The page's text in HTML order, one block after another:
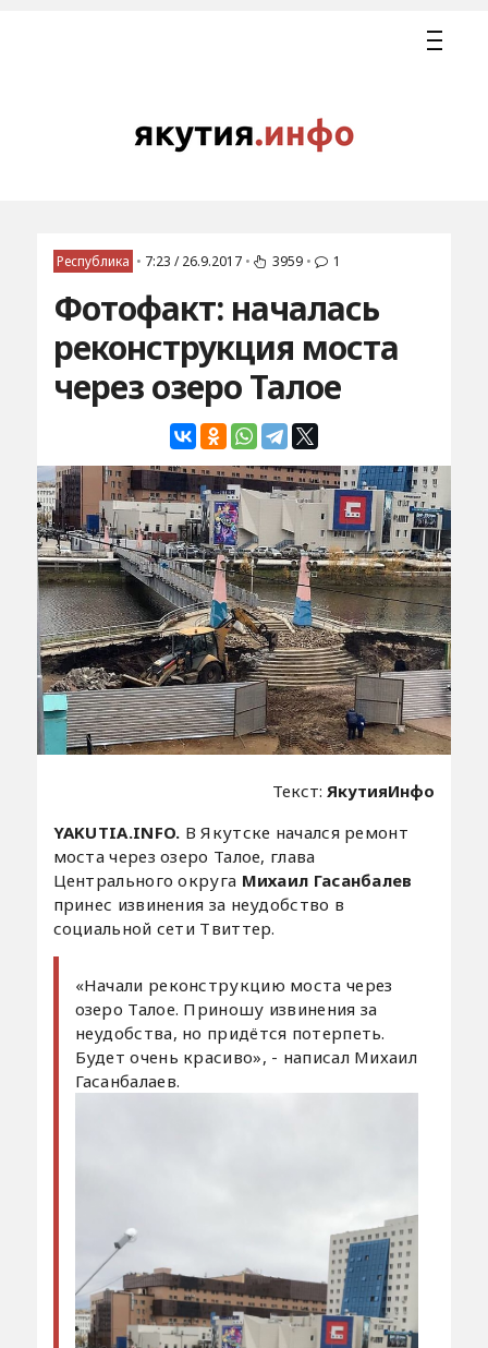
Республика • 7:23 / 26.9.2017 • 3959 • 1
Фотофакт: началась
реконструкция моста
через озеро Талое
Текст:ЯкутияИнфо
YAKUTIA.INFO. В Якутске начался ремонт
моста через озеро Талое, глава
Центрального округа Михаил Гасанбалев
принес извинения за неудобство в
социальной сети Твиттер.
«Начали реконструкцию моста через
озеро Талое. Приношу извинения за
неудобства, но придётся потерпеть.
Будет очень красиво», - написал Михаил
Гасанбалаев.